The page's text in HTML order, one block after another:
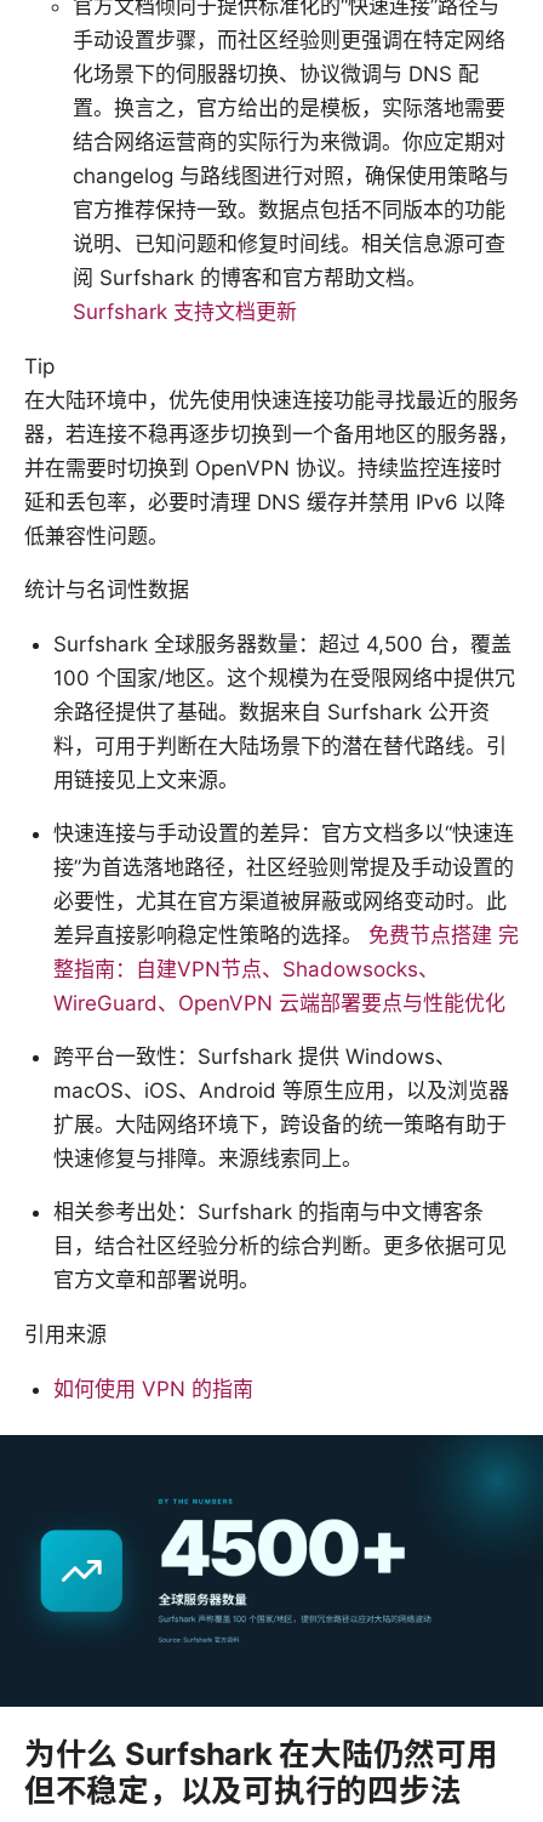
官方文档倾向于提供标准化的“快速连接”路径与
手动设置步骤，而社区经验则更强调在特定网络
化场景下的伺服器切换、协议微调与 DNS 配
置。换言之，官方给出的是模板，实际落地需要
结合网络运营商的实际行为来微调。你应定期对
changelog 与路线图进行对照，确保使用策略与
官方推荐保持一致。数据点包括不同版本的功能
说明、已知问题和修复时间线。相关信息源可查
阅 Surfshark 的博客和官方帮助文档。
Surfshark 支持文档更新
Tip
在大陆环境中，优先使用快速连接功能寻找最近的服务
器，若连接不稳再逐步切换到一个备用地区的服务器，
并在需要时切换到 OpenVPN 协议。持续监控连接时
延和丢包率，必要时清理 DNS 缓存并禁用 IPv6 以降
低兼容性问题。
统计与名词性数据
Surfshark 全球服务器数量：超过 4,500 台，覆盖
100 个国家/地区。这个规模为在受限网络中提供冗
余路径提供了基础。数据来自 Surfshark 公开资
料，可用于判断在大陆场景下的潜在替代路线。引
用链接见上文来源。
快速连接与手动设置的差异：官方文档多以“快速连
接”为首选落地路径，社区经验则常提及手动设置的
必要性，尤其在官方渠道被屏蔽或网络变动时。此
差异直接影响稳定性策略的选择。 免费节点搭建 完
整指南：自建VPN节点、Shadowsocks、
WireGuard、OpenVPN 云端部署要点与性能优化
跨平台一致性：Surfshark 提供 Windows、
macOS、iOS、Android 等原生应用，以及浏览器
扩展。大陆网络环境下，跨设备的统一策略有助于
快速修复与排障。来源线索同上。
相关参考出处：Surfshark 的指南与中文博客条
目，结合社区经验分析的综合判断。更多依据可见
官方文章和部署说明。
引用来源
如何使用 VPN 的指南
为什么 Surfshark 在大陆仍然可用
但不稳定，以及可执行的四步法